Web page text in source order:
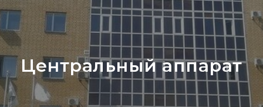
Центральный аппарат